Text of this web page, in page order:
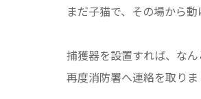
まだ子猫で、その場から
捕獲器を設置すれば、な
再度消防署へ連絡を取りま